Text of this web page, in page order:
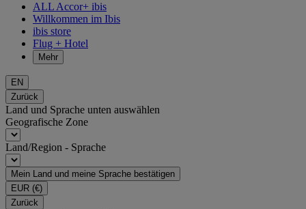
ALL Accor+ ibis
Willkommen im Ibis
ibis store
Flug + Hotel
Mehr
EN
Zurück
Land und Sprache unten auswählen
Geografische Zone
Land/Region - Sprache
Mein Land und meine Sprache bestätigen
EUR (€)
Zurück